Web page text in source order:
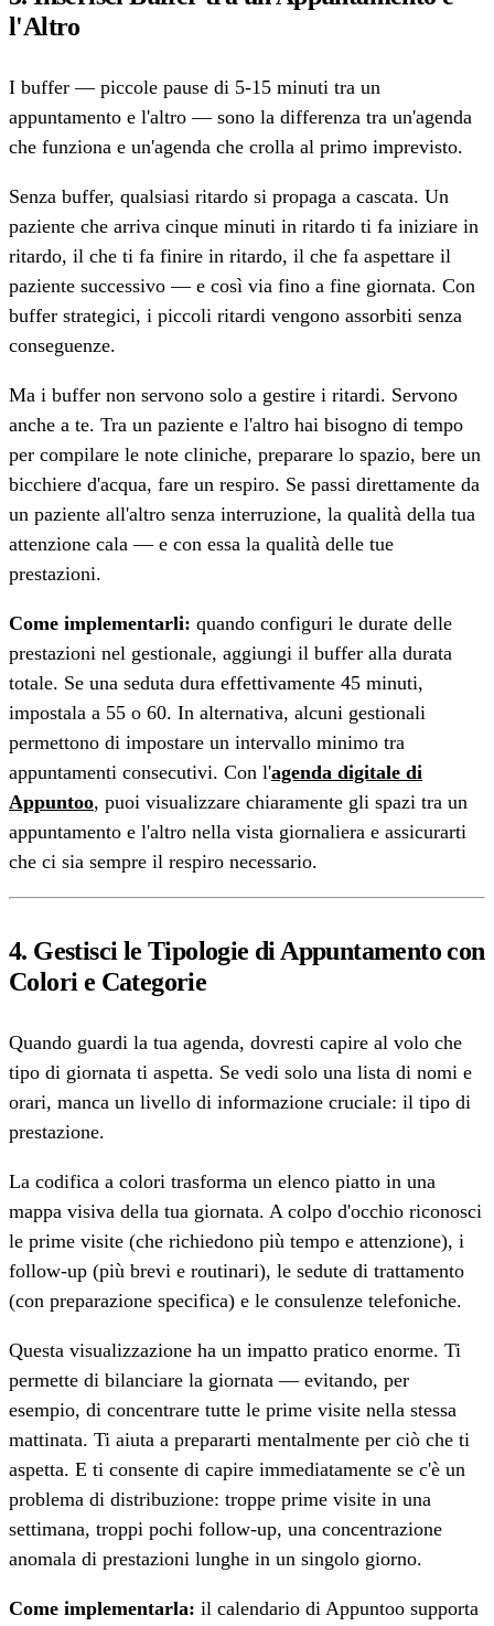
l'Altro
I buffer — piccole pause di 5-15 minuti tra un
appuntamento e l'altro — sono la differenza tra un'agenda
che funziona e un'agenda che crolla al primo imprevisto.
Senza buffer, qualsiasi ritardo si propaga a cascata. Un
paziente che arriva cinque minuti in ritardo ti fa iniziare in
ritardo, il che ti fa finire in ritardo, il che fa aspettare il
paziente successivo — e così via fino a fine giornata. Con
buffer strategici, i piccoli ritardi vengono assorbiti senza
conseguenze.
Ma i buffer non servono solo a gestire i ritardi. Servono
anche a te. Tra un paziente e l'altro hai bisogno di tempo
per compilare le note cliniche, preparare lo spazio, bere un
bicchiere d'acqua, fare un respiro. Se passi direttamente da
un paziente all'altro senza interruzione, la qualità della tua
attenzione cala — e con essa la qualità delle tue
prestazioni.
Come implementarli: quando configuri le durate delle
prestazioni nel gestionale, aggiungi il buffer alla durata
totale. Se una seduta dura effettivamente 45 minuti,
impostala a 55 o 60. In alternativa, alcuni gestionali
permettono di impostare un intervallo minimo tra
appuntamenti consecutivi. Con l'agenda digitale di
Appuntoo, puoi visualizzare chiaramente gli spazi tra un
appuntamento e l'altro nella vista giornaliera e assicurarti
che ci sia sempre il respiro necessario.
4. Gestisci le Tipologie di Appuntamento con
Colori e Categorie
Quando guardi la tua agenda, dovresti capire al volo che
tipo di giornata ti aspetta. Se vedi solo una lista di nomi e
orari, manca un livello di informazione cruciale: il tipo di
prestazione.
La codifica a colori trasforma un elenco piatto in una
mappa visiva della tua giornata. A colpo d'occhio riconosci
le prime visite (che richiedono più tempo e attenzione), i
follow-up (più brevi e routinari), le sedute di trattamento
(con preparazione specifica) e le consulenze telefoniche.
Questa visualizzazione ha un impatto pratico enorme. Ti
permette di bilanciare la giornata — evitando, per
esempio, di concentrare tutte le prime visite nella stessa
mattinata. Ti aiuta a prepararti mentalmente per ciò che ti
aspetta. E ti consente di capire immediatamente se c'è un
problema di distribuzione: troppe prime visite in una
settimana, troppi pochi follow-up, una concentrazione
anomala di prestazioni lunghe in un singolo giorno.
Come implementarla: il calendario di Appuntoo supporta